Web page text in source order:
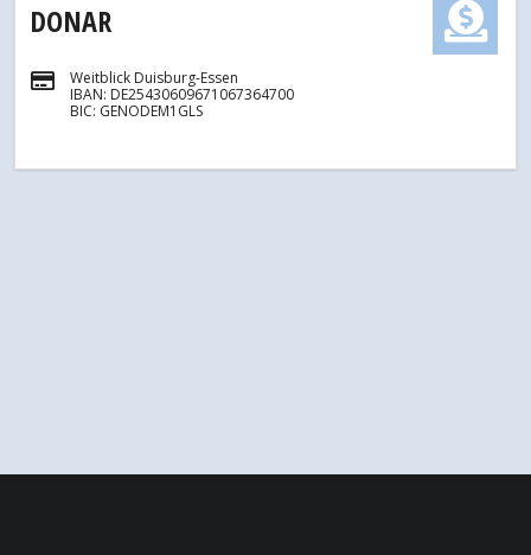
DONAR
Weitblick Duisburg-Essen
IBAN: DE25430609671067364700
BIC: GENODEM1GLS